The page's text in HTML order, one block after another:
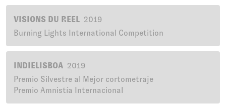
VISIONS DU REEL 2019
Burning Lights International Competition
INDIELISBOA 2019
Premio Silvestre al Mejor cortometraje
Premio Amnistía Internacional